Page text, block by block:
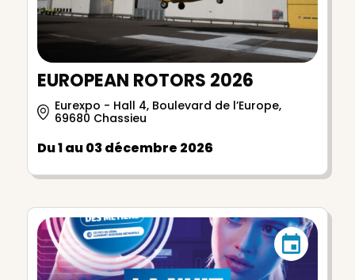
EUROPEAN ROTORS 2026
Eurexpo - Hall 4, Boulevard de l’Europe,
69680 Chassieu
Du 1 au 03 décembre 2026